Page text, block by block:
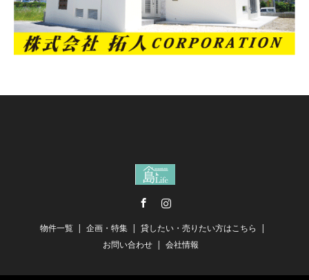
物件一覧 企画・特集
貸したい・売りたい方はこちら
お問い合わせ
会社情報